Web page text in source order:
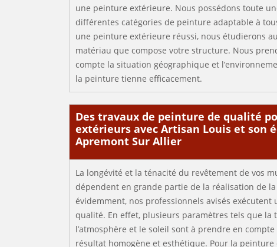
une peinture extérieure. Nous possédons toute
différentes catégories de peinture adaptable à
une peinture extérieure réussi, nous étudierons
matériau que compose votre structure. Nous
compte la situation géographique et
la peinture tienne efficacement.
Des travaux de peinture de qualité
extérieurs avec Artisan Louis et son
Apremont Sur Allier
La longévité et la ténacité du revêtement de vos
dépendent en grande partie de la réalisation de
évidemment, nos professionnels avisés exécutent
qualité. En effet, plusieurs paramètres tels que la
l’atmosphère et le soleil sont à prendre en
résultat homogène et esthétique. Pour la peinture